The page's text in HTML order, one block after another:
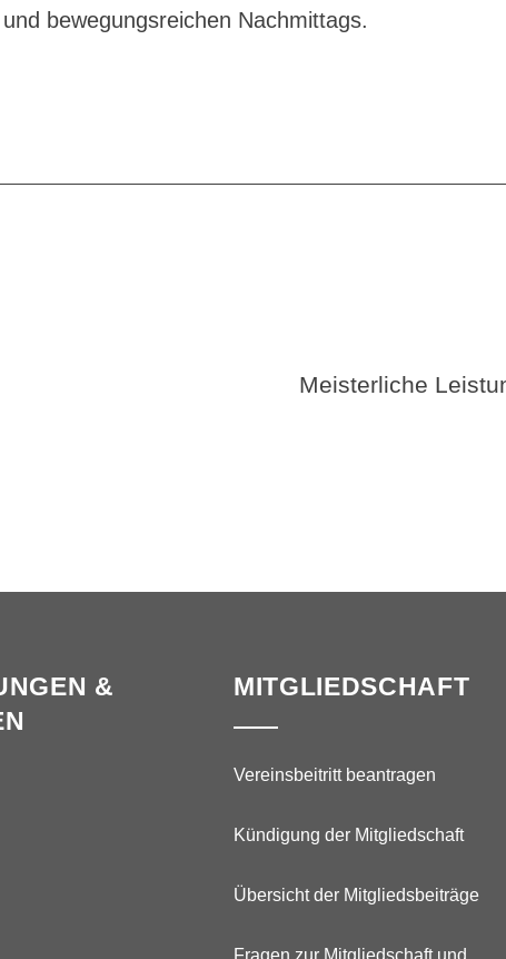
bewegungsreichen Nachmittags.
Meisterliche
&
MITGLIEDSCHAFT
Vereinsbeitritt beantragen
Kündigung der Mitgliedschaft
Übersicht der Mitgliedsbeiträge
Fragen zur Mitgliedschaft und